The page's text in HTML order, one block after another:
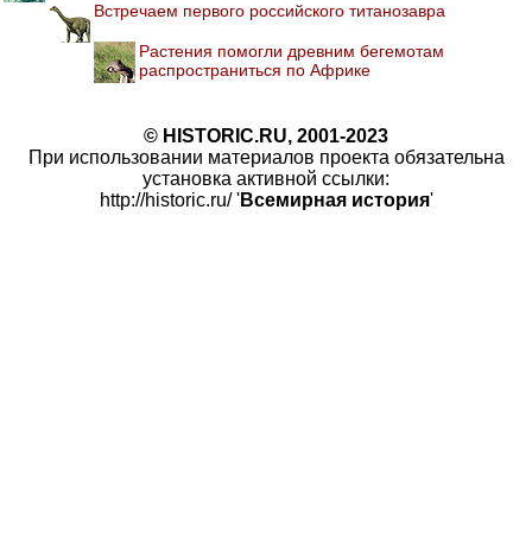
Встречаем первого российского титанозавра
Растения помогли древним бегемотам
распространиться по Африке
© HISTORIC.RU, 2001-2023
При использовании материалов проекта обязательна
установка активной ссылки:
http://historic.ru/ 'Всемирная история'